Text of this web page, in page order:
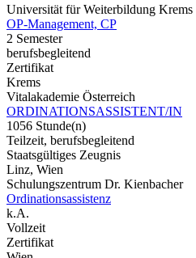
Universität für Weiterbildung Krems
OP-Management, CP
2 Semester
berufsbegleitend
Zertifikat
Krems
Vitalakademie Österreich
ORDINATIONSASSISTENT/IN
1056 Stunde(n)
Teilzeit, berufsbegleitend
Staatsgültiges Zeugnis
Linz, Wien
Schulungszentrum Dr. Kienbacher
Ordinationsassistenz
k.A.
Vollzeit
Zertifikat